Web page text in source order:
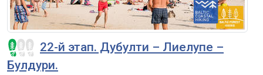
22-й этап. Дубулти – Лиелупе –
Булдури.